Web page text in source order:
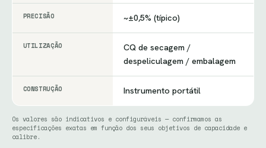
PRECISÃO ~±0,5% (típico)
UTILIZAÇÃO
CQ de secagem /
despeliculagem / embalagem
CONSTRUÇÃO Instrumento portátil
Os valores são indicativos e configuráveis — confirmamos as
especificações exatas em função dos seus objetivos de capacidade e
calibre.